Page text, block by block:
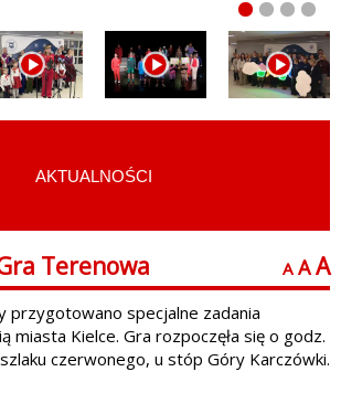
AKTUALNOŚCI
Terenowa A A A
przygotowano specjalne zadania
miasta Kielce. Gra rozpoczęła się o godz.
czerwonego, u stóp Góry Karczówki.